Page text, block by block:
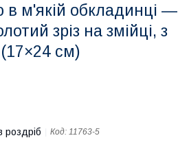
в м'якій обкладинці —
зріз на змійці, з
см)
роздріб Код: 11763-5